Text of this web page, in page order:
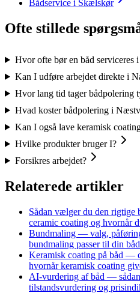
Bådservice i Skælskør
Ofte stillede
Hvor ofte bør en båd serviceres
Kan I udføre arbejdet direkte i
Hvor lang tid tager bådpolering
Hvad koster bådpolering i
Kan I også lave keramisk
Hvilke produkter bruger I?
Forsikres arbejdet?
Relaterede artikler
Sådan vælger du den rigtige
ceramic coating og hvornår
Bundmaling — valg,
bundmaling passer til din
Keramisk coating på båd —
hvornår keramisk coating
AI-vurdering af båd —
tilstandsvurdering og